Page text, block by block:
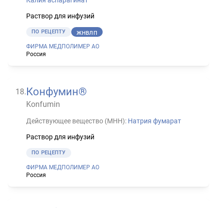
Раствор для инфузий
ПО РЕЦЕПТУ ЖНВЛП
ФИРМА МЕДПОЛИМЕР АО
Россия
18.Конфумин®
Konfumin
Действующее вещество (МНН): Натрия фумарат
Раствор для инфузий
ПО РЕЦЕПТУ
ФИРМА МЕДПОЛИМЕР АО
Россия